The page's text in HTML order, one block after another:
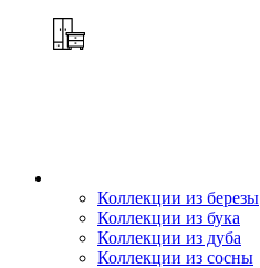
Коллекции из березы
Коллекции из бука
Коллекции из дуба
Коллекции из сосны